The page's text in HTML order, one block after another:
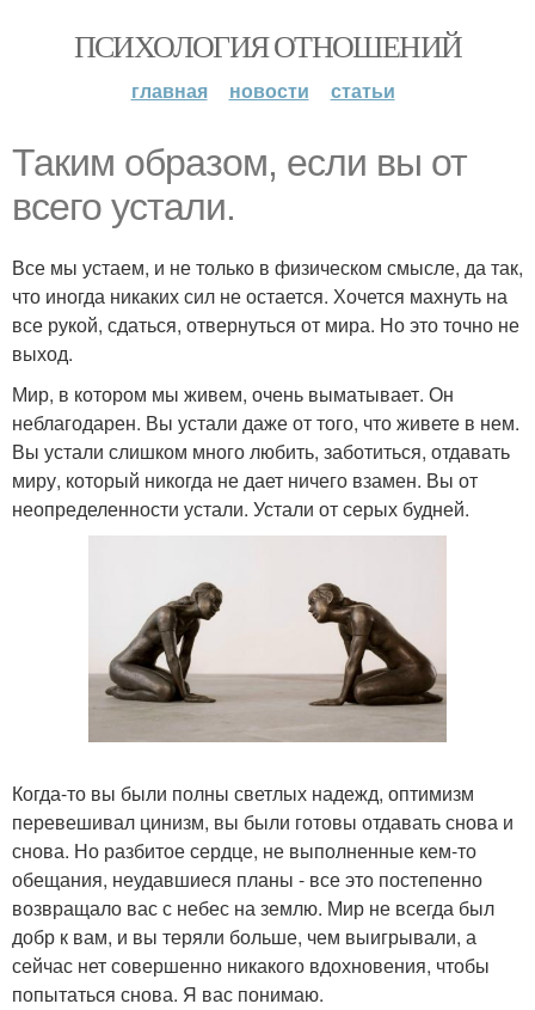
ПСИХОЛОГИЯ ОТНОШЕНИЙ
главная новости статьи
Таким образом, если вы от
всего устали.
Все мы устаем, и не только в физическом смысле, да так,
что иногда никаких сил не остается. Хочется махнуть на
все рукой, сдаться, отвернуться от мира. Но это точно не
выход.
Мир, в котором мы живем, очень выматывает. Он
неблагодарен. Вы устали даже от того, что живете в нем.
Вы устали слишком много любить, заботиться, отдавать
миру, который никогда не дает ничего взамен. Вы от
неопределенности устали. Устали от серых будней.
Когда-то вы были полны светлых надежд, оптимизм
перевешивал цинизм, вы были готовы отдавать снова и
снова. Но разбитое сердце, не выполненные кем-то
обещания, неудавшиеся планы - все это постепенно
возвращало вас с небес на землю. Мир не всегда был
добр к вам, и вы теряли больше, чем выигрывали, а
сейчас нет совершенно никакого вдохновения, чтобы
попытаться снова. Я вас понимаю.